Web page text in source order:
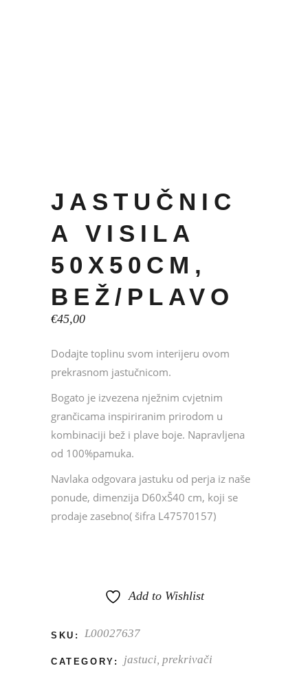
JASTUČNIC
A VISILA
50X50CM,
BEŽ/PLAVO
€45,00
Dodajte toplinu svom interijeru ovom
prekrasnom jastučnicom.
Bogato je izvezena nježnim cvjetnim
grančicama inspiriranim prirodom u
kombinaciji bež i plave boje. Napravljena
od 100%pamuka.
Navlaka odgovara jastuku od perja iz naše
ponude, dimenzija D60xŠ40 cm, koji se
prodaje zasebno( šifra L47570157)
Add to Wishlist
SKU: L00027637
CATEGORY: jastuci, prekrivači